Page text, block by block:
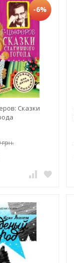
-6%
Сказки
грн.